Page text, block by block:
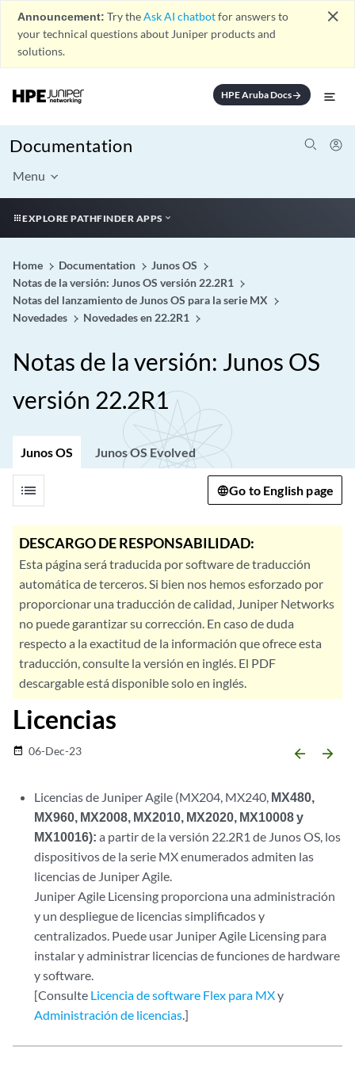
Announcement: Try theAsk AI chatbotfor answers to
your technical questions about Juniper products and
solutions.
close
HPE Aruba Docsarrow_forward
Documentation
Menu
EXPLORE PATHFINDER APPS
Home Documentation
Junos OS
Notas de la versión: Junos OS versión 22.2R1
Notas del lanzamiento de Junos OS para la serie MX
Novedades
Novedades en 22.2R1
Notas de la versión: Junos OS
versión 22.2R1
Junos OS Junos OS Evolved
list Go to English page
DESCARGO DE RESPONSABILIDAD:
Esta página será traducida por software de traducción
automática de terceros. Si bien nos hemos esforzado por
proporcionar una traducción de calidad, Juniper Networks
no puede garantizar su corrección. En caso de duda
respecto a la exactitud de la información que ofrece esta
traducción, consulte la versión en inglés. El PDF
descargable está disponible solo en inglés.
Licencias
date_range 06-Dec-23 arrow_backward arrow_forward
Licencias de Juniper Agile (MX204, MX240, MX480,
MX960, MX2008, MX2010, MX2020, MX10008 y
MX10016): a partir de la versión 22.2R1 de Junos OS, los
dispositivos de la serie MX enumerados admiten las
licencias de Juniper Agile.
Juniper Agile Licensing proporciona una administración
y un despliegue de licencias simplificados y
centralizados. Puede usar Juniper Agile Licensing para
instalar y administrar licencias de funciones de hardware
y software.
[Consulte Licencia de software Flex para MXy
Administración de licencias.]